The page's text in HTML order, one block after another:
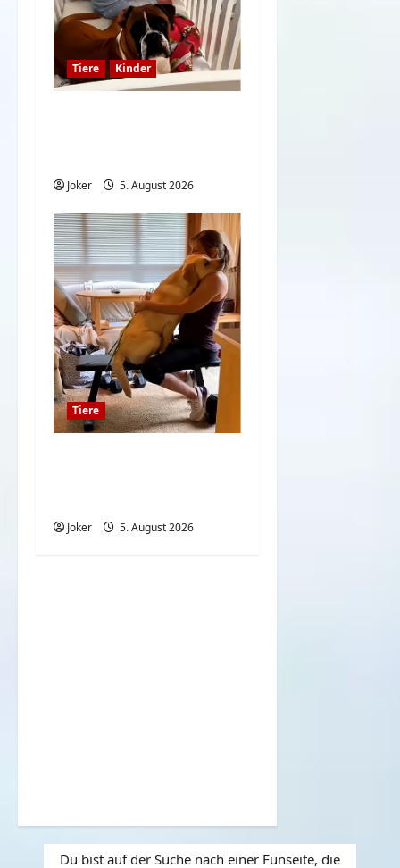
Tiere Kinder
Joker 5. August 2026
Tiere
Joker 5. August 2026
Du bist auf der Suche nach einer Funseite, die